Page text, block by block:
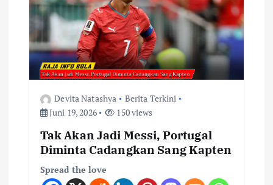
Devita Natashya
Berita Terkini
Juni 19, 2026
150 views
Tak Akan Jadi Messi, Portugal
Diminta Cadangkan Sang Kapten
Spread the love